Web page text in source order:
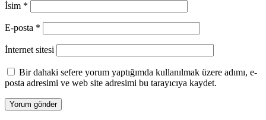
İsim *
E-posta *
İnternet sitesi
Bir dahaki sefere yorum yaptığımda kullanılmak üzere adımı, e-
posta adresimi ve web site adresimi bu tarayıcıya kaydet.